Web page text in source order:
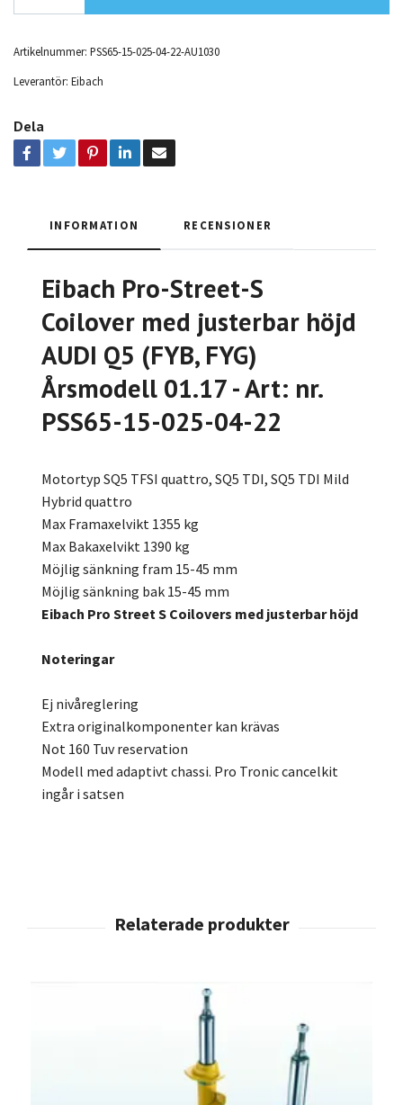
Artikelnummer: PSS65-15-025-04-22-AU1030
Leverantör: Eibach
Dela
INFORMATION RECENSIONER
Eibach Pro-Street-S
Coilover med justerbar höjd
AUDI Q5 (FYB, FYG)
Årsmodell 01.17 - Art: nr.
PSS65-15-025-04-22
Motortyp SQ5 TFSI quattro, SQ5 TDI, SQ5 TDI Mild
Hybrid quattro
Max Framaxelvikt 1355 kg
Max Bakaxelvikt 1390 kg
Möjlig sänkning fram 15-45 mm
Möjlig sänkning bak 15-45 mm
Eibach Pro Street S Coilovers med justerbar höjd
Noteringar
Ej nivåreglering
Extra originalkomponenter kan krävas
Not 160 Tuv reservation
Modell med adaptivt chassi. Pro Tronic cancelkit
ingår i satsen